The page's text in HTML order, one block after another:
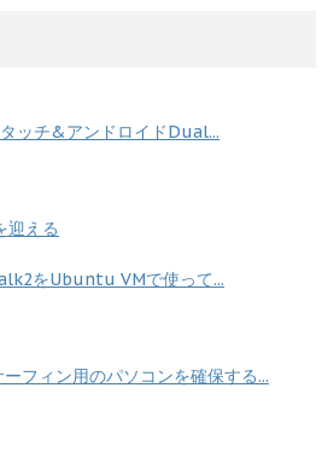
ッチ&アンドロイドDual...
迎える
をUbuntu VMで使って...
フィン用のパソコンを確保する...